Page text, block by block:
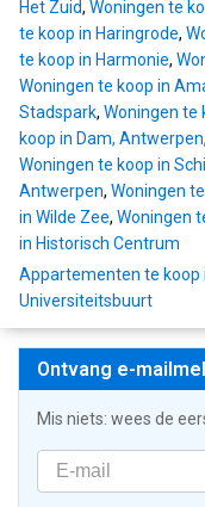
Het Zuid, Woningen te
te koop in Haringrode,
te koop in Harmonie,
Woningen te koop in
Stadspark, Woningen te
koop in Dam, Antwerpen,
Woningen te koop in
Antwerpen, Woningen
in Wilde Zee, Woningen
in Historisch Centrum
Appartementen te koop
Universiteitsbuurt
Ontvang e-
Mis niets: wees de